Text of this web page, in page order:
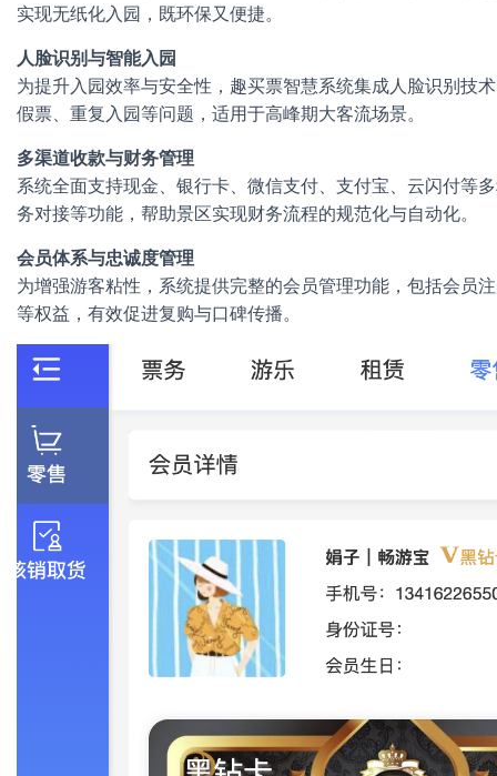
实现无纸化入园，既环保又便捷。
人脸识别与智能入园
为提升入园效率与安全性，趣买票智慧系统集成人脸识别技
假票、重复入园等问题，适用于高峰期大客流场景。
多渠道收款与财务管理
系统全面支持现金、银行卡、微信支付、支付宝、云闪付等
务对接等功能，帮助景区实现财务流程的规范化与自动化。
会员体系与忠诚度管理
为增强游客粘性，系统提供完整的会员管理功能，包括会员
等权益，有效促进复购与口碑传播。